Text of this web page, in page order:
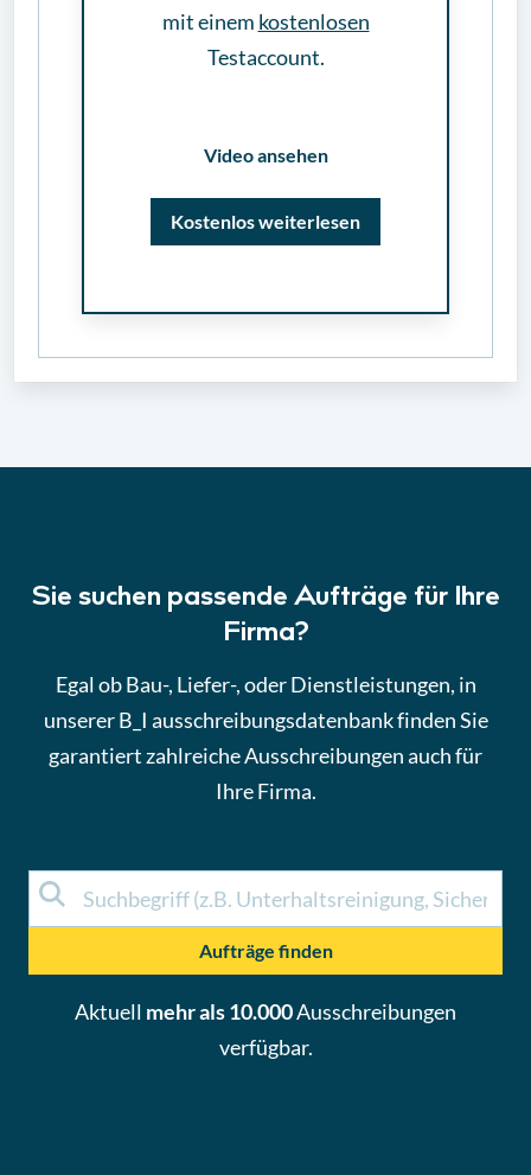
mit einem kostenlosen
Testaccount.
Video ansehen
Kostenlos weiterlesen
Sie suchen passende Aufträge für Ihre
Firma?
Egal ob Bau-, Liefer-, oder Dienstleistungen, in
unserer B_I ausschreibungsdatenbank finden Sie
garantiert zahlreicheAusschreibungenauch für
Ihre Firma.
Aufträge finden
Aktuell mehr als 10.000Ausschreibungen
verfügbar.